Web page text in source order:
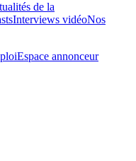
de la
Interviews vidéoNos
Espace annonceur